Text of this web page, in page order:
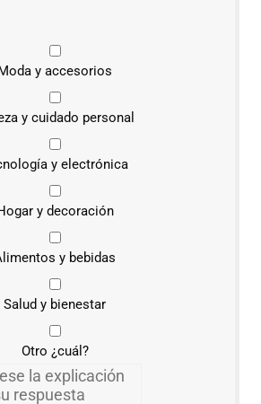
y accesorios
y cuidado personal
y electrónica
y decoración
y bebidas
Salud y bienestar
Otro ¿cuál?